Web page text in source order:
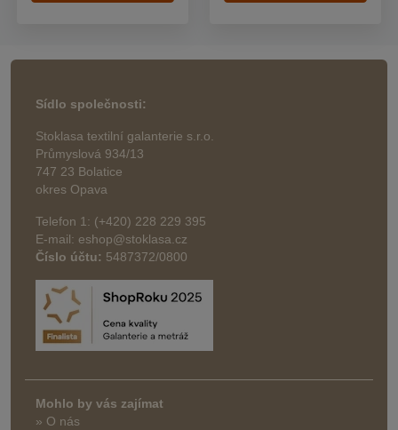
Sídlo společnosti:
Stoklasa textilní galanterie s.r.o.
Průmyslová 934/13
747 23 Bolatice
okres Opava
Telefon 1: (+420) 228 229 395
E-mail: eshop@stoklasa.cz
Číslo účtu: 5487372/0800
Mohlo by vás zajímat
» O nás